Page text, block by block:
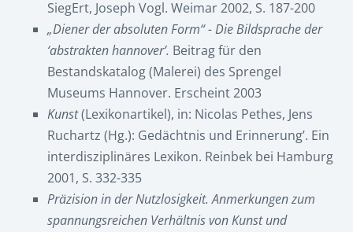
SiegErt, Joseph Vogl. Weimar 2002, S. 187-200
„Diener der absoluten Form“ - Die Bildsprache der
‘abstrakten hannover’. Beitrag für den
Bestandskatalog (Malerei) des Sprengel
Museums Hannover. Erscheint 2003
Kunst(Lexikonartikel), in: Nicolas Pethes, Jens
Ruchartz (Hg.): Gedächtnis und Erinnerung’. Ein
interdisziplinäres Lexikon. Reinbek bei Hamburg
2001, S. 332-335
Präzision in der Nutzlosigkeit. Anmerkungen zum
spannungsreichen Verhältnis von Kunst und